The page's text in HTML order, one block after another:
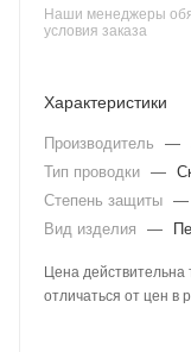
Наши менеджеры
условия заказа
Характеристики
Производитель —
Тип проводки —
Степень защиты —
Вид изделия
—
Цена действительна
отличаться от цен в